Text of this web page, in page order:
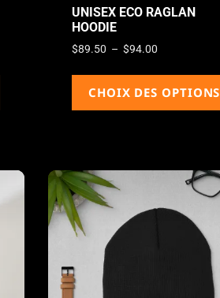
UNISEX ECO RAGLAN
HOODIE
$89.50 – $94.00
CHOIX DES OPTIONS